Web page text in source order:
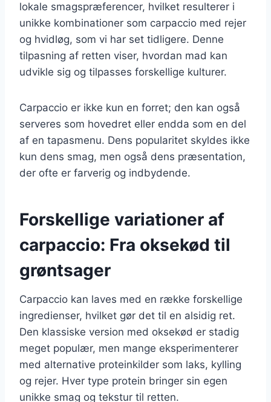
lokale smagspræferencer, hvilket resulterer i
unikke kombinationer som carpaccio med rejer
og hvidløg, som vi har set tidligere. Denne
tilpasning af retten viser, hvordan mad kan
udvikle sig og tilpasses forskellige kulturer.
Carpaccio er ikke kun en forret; den kan også
serveres som hovedret eller endda som en del
af en tapasmenu. Dens popularitet skyldes ikke
kun dens smag, men også dens præsentation,
der ofte er farverig og indbydende.
Forskellige variationer af
carpaccio: Fra oksekød til
grøntsager
Carpaccio kan laves med en række forskellige
ingredienser, hvilket gør det til en alsidig ret.
Den klassiske version med oksekød er stadig
meget populær, men mange eksperimenterer
med alternative proteinkilder som laks, kylling
og rejer. Hver type protein bringer sin egen
unikke smag og tekstur til retten.